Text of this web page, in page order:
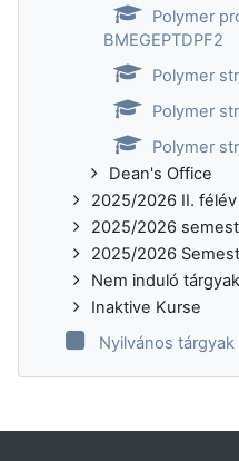
Polymer
BMEGEPTDPF2
Polymer
Polymer
Polymer
Dean's Office
2025/2026 II. félév
2025/2026
2025/2026
Nem induló tárgyak
Inaktive Kurse
Nyilvános tárgyak